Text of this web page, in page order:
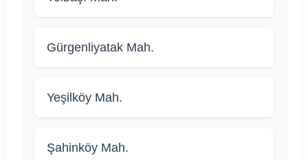
Gürgenliyatak Mah.
Yeşilköy Mah.
Şahinköy Mah.